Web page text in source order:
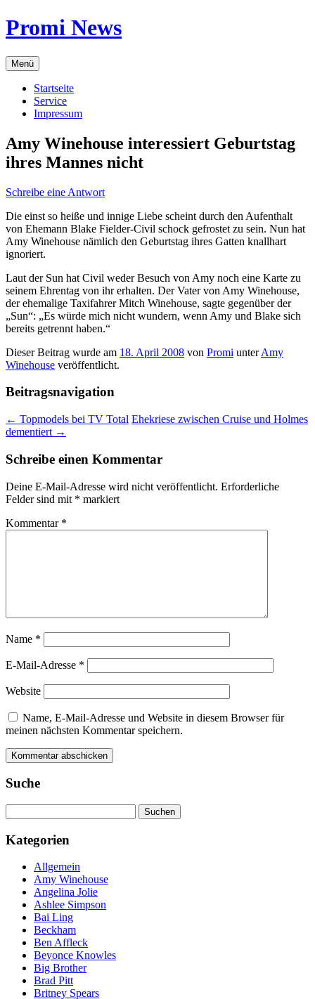
Zum
Inhalt
Promi News
Menü
Startseite
Service
Impressum
Amy Winehouse interessiert Geburtstag
ihres Mannes nicht
Schreibe eine Antwort
Die einst so heiße und innige Liebe scheint durch den Aufenthalt
von Ehemann Blake Fielder-Civil schock gefrostet zu sein. Nun hat
Amy Winehouse nämlich den Geburtstag ihres Gatten knallhart
ignoriert.
Laut der Sun hat Civil weder Besuch von Amy noch eine Karte zu
seinem Ehrentag von ihr erhalten. Der Vater von Amy Winehouse,
der ehemalige Taxifahrer Mitch Winehouse, sagte gegenüber der
„Sun“: „Es würde mich nicht wundern, wenn Amy und Blake sich
bereits getrennt haben.“
Dieser Beitrag wurde am 18. April 2008 von Promi unterAmy
Winehouse veröffentlicht.
Beitragsnavigation
← Topmodels bei TV Total Ehekriese zwischen Cruise und Holmes
dementiert →
Schreibe einen Kommentar
Deine E-Mail-Adresse wird nicht veröffentlicht. Erforderliche
Felder sind mit * markiert
Kommentar *
Name *
E-Mail-Adresse *
Website
Name, E-Mail-Adresse und Website in diesem Browser für
meinen nächsten Kommentar speichern.
Suche
nach:
Kategorien
Allgemein
Amy Winehouse
Angelina Jolie
Ashlee Simpson
Bai Ling
Beckham
Ben Affleck
Beyonce Knowles
Big Brother
Brad Pitt
Britney Spears